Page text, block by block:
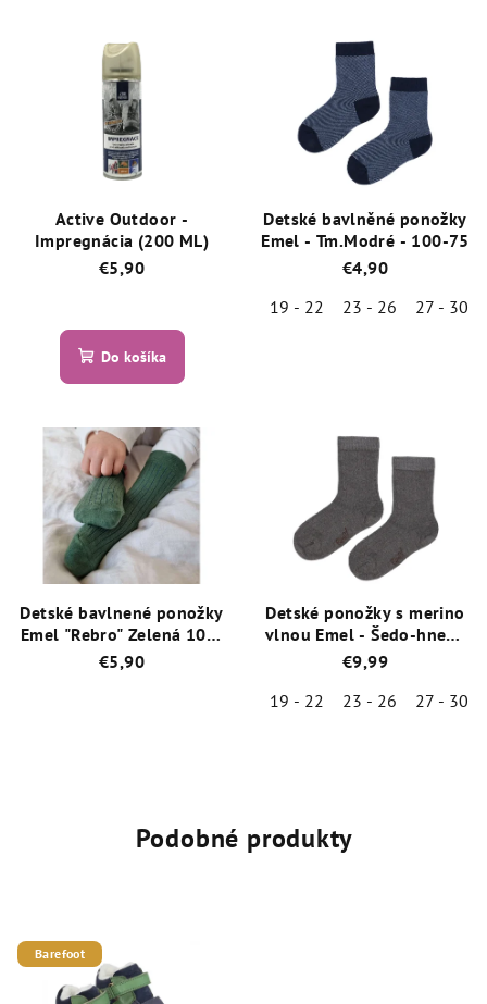
Active Outdoor -
Impregnácia (200 ML)
€5,90
hodnotenie
produktu
5
hviezdičiek.
Do košíka
Detské bavlněné ponožky
Emel - Tm.Modré - 100-75
€4,90
19 - 22
23 - 26
27 - 30
5,0
z
hviezdičiek.
Detské bavlnené ponožky
Emel "Rebro" Zelená 100-
28
€5,90
hviezdičiek.
Detské ponožky s merino
vlnou Emel - Šedo-hnedá
- ESK 100-53
€9,99
19 - 22
23 - 26
27 - 30
Podobné produkty
Barefoot